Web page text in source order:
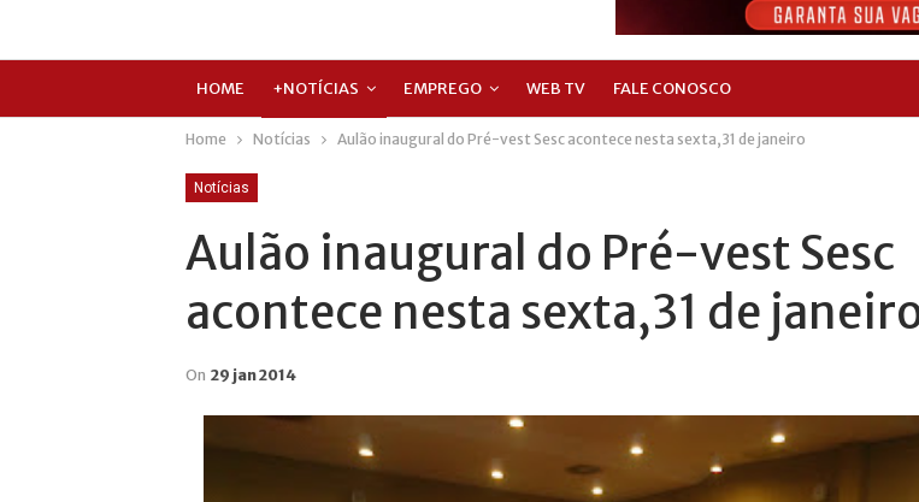
HOME +NOTÍCIAS EMPREGO WEB TV FALE CONOSCO
Home Notícias Aulão inaugural do Pré-vest Sesc acontece nesta sexta,31 de janeiro
Notícias
Aulão inaugural do Pré-vest Sesc
acontece nesta sexta,31 de
On 29 jan 2014